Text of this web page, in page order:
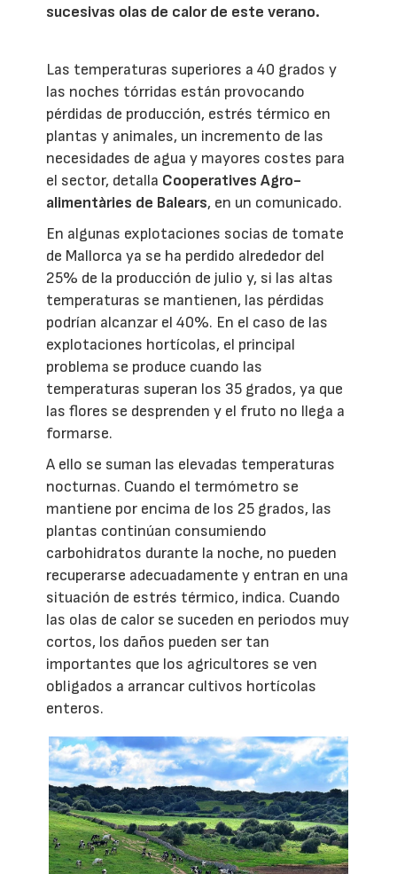
sucesivas olas de calor de este verano.
Las temperaturas superiores a 40 grados y
las noches tórridas están provocando
pérdidas de producción, estrés térmico en
plantas y animales, un incremento de las
necesidades de agua y mayores costes para
el sector, detalla Cooperatives Agro-
alimentàries de Balears, en un comunicado.
En algunas explotaciones socias de tomate
de Mallorca ya se ha perdido alrededor del
25% de la producción de julio y, si las altas
temperaturas se mantienen, las pérdidas
podrían alcanzar el 40%. En el caso de las
explotaciones hortícolas, el principal
problema se produce cuando las
temperaturas superan los 35 grados, ya que
las flores se desprenden y el fruto no llega a
formarse.
A ello se suman las elevadas temperaturas
nocturnas. Cuando el termómetro se
mantiene por encima de los 25 grados, las
plantas continúan consumiendo
carbohidratos durante la noche, no pueden
recuperarse adecuadamente y entran en una
situación de estrés térmico, indica. Cuando
las olas de calor se suceden en periodos muy
cortos, los daños pueden ser tan
importantes que los agricultores se ven
obligados a arrancar cultivos hortícolas
enteros.